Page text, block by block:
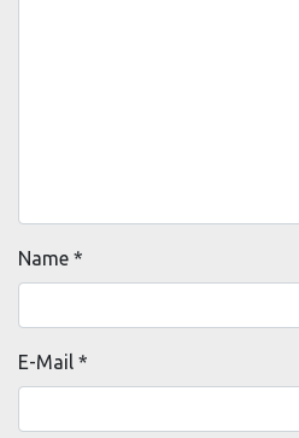
Name *
E-Mail *